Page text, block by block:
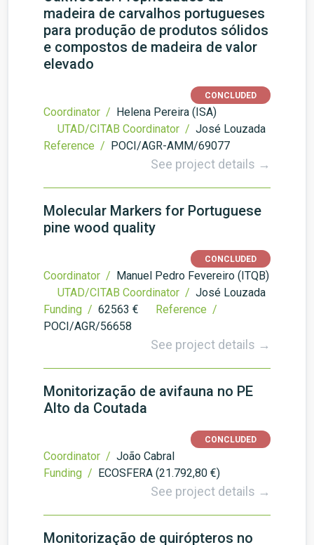
madeira de carvalhos portugueses
para produção de produtos sólidos
e compostos de madeira de valor
elevado
CONCLUDED
Coordinator / Helena Pereira (ISA)
UTAD/CITAB Coordinator / José Louzada
Reference / POCI/AGR-AMM/69077
See project details →
Molecular Markers for Portuguese
pine wood quality
CONCLUDED
Coordinator / Manuel Pedro Fevereiro (ITQB)
UTAD/CITAB Coordinator / José Louzada
Funding / 62563 €
Reference /
POCI/AGR/56658
See project details →
Monitorização de avifauna no PE
Alto da Coutada
CONCLUDED
Coordinator / João Cabral
Funding / ECOSFERA (21.792,80 €)
See project details →
Monitorização de quirópteros no